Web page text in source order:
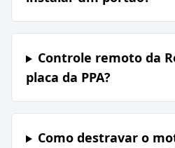
Controle remoto da
placa da PPA?
Como destravar o